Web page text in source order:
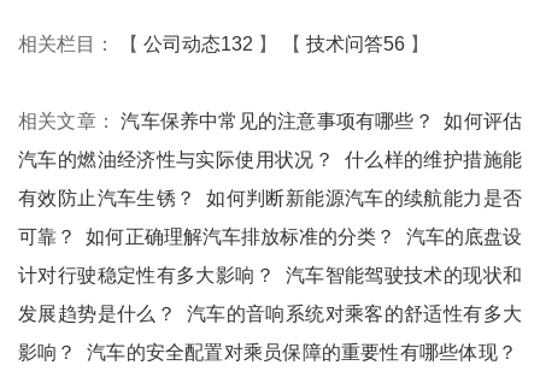
相关栏目： 【 公司动态132 】 【 技术问答56 】
相关文章：汽车保养中常见的注意事项有哪些？
如何评估
汽车的燃油经济性与实际使用状况？
什么样的维护措施能
有效防止汽车生锈？
如何判断新能源汽车的续航能力是否
可靠？
如何正确理解汽车排放标准的分类？
汽车的底盘设
计对行驶稳定性有多大影响？
汽车智能驾驶技术的现状和
发展趋势是什么？
汽车的音响系统对乘客的舒适性有多大
影响？
汽车的安全配置对乘员保障的重要性有哪些体现？